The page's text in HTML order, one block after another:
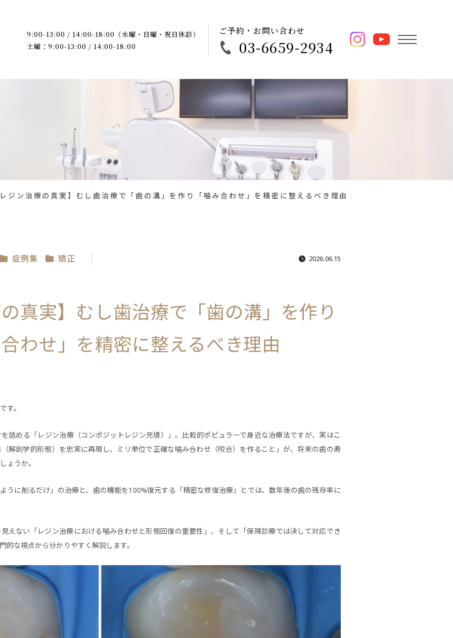
9:00-13:00 / 14:00-18:00（水曜・日曜・祝日休診）
土曜：9:00-13:00 / 14:00-18:00
ご予約・お問い合わせ
03-6659-2934
ジン治療の真実】むし歯治療で「歯の溝」を作り「噛み合わせ」を精密に整えるべき理由
症例集 矯正 2026.06.15
真実】むし歯治療で「歯の溝」を作り
わせ」を精密に整えるべき理由
す。
詰める「レジン治療（コンポジットレジン充填）」。比較的ポピュラーで身近な治療法ですが、実はこ
解剖学的形態）を忠実に再現し、ミリ単位で正確な噛み合わせ（咬合）を作ること」が、将来の歯の寿
ょうか。
うに削るだけ」の治療と、歯の機能を100%復元する「精密な修復治療」とでは、数年後の歯の残存率に
えない「レジン治療における噛み合わせと形態回復の重要性」、そして「保険診療では決して対応でき
な視点から分かりやすく解説します。